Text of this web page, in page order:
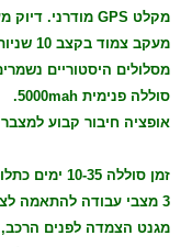
מקלט GPS מודרני.
דיוק מעשי
מעקב צמוד בקצב 10 שניות עד כדי 3 שניות בסיבובים.
מסלולים היסטוריים
סוללה פנימית 5000mah.
אופציה חיבור קבוע
זמן סוללה 10-35 ימים כתלות בקצב הדגימה וזמן נסיעה.
3 מצבי עבודה להתאמה לצורך בין מעקב צמוד לזמן סוללה ארוך.
מגנט הצמדה לפנים הרכב,